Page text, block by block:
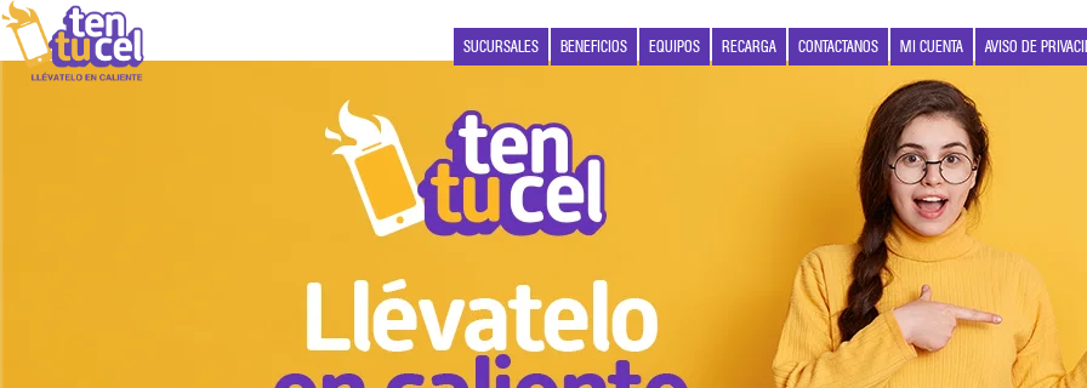
SUCURSALES BENEFICIOS EQUIPOS RECARGA CONTACTANOS MI CUENTA AVISO DE